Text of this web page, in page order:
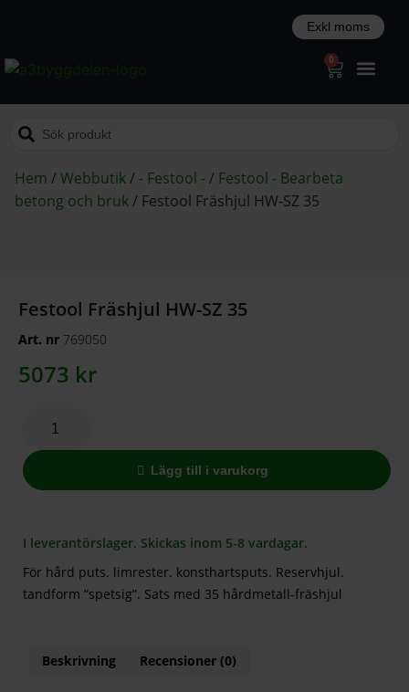
0
Hem /Webbutik/ - Festool -/ Festool - Bearbeta
betong och bruk/ Festool Fräshjul HW-SZ 35
Festool Fräshjul HW-SZ 35
Art. nr 769050
5073 kr
Lägg till i varukorg
I leverantörslager. Skickas inom 5-8 vardagar.
För hård puts. limrester. konsthartsputs. Reservhjul.
tandform ”spetsig”. Sats med 35 hårdmetall-fräshjul
Beskrivning Recensioner (0)